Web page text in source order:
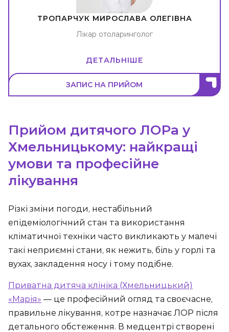
ТРОПАРЧУК МИРОСЛАВА ОЛЕГІВНА
Лікар отоларинголог
ДЕТАЛЬНІШЕ
ЗАПИС НА ПРИЙОМ
Прийом дитячого ЛОРа у
Хмельницькому: найкращі
умови та професійне
лікування
Різкі зміни погоди, нестабільний
епідеміологічний стан та використання
кліматичної техніки часто викликають у малечі
такі неприємні стани, як нежить, біль у горлі та
вухах, закладення носу і тому подібне.
Приватна дитяча клініка (Хмельницький)
«Марія» — це професійний огляд та своєчасне,
правильне лікування, котре назначає ЛОР після
детального обстеження. В медцентрі створені